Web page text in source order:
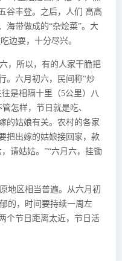
谷丰登。之后，人们 高高
海带做成的“杂烩菜”。大
边耍，十分尽兴。
，所以，有的人家干脆把
。六月初六，民间称“炒
往是相隔十里（5公里）八
怎样，节日就是吃、
的姑娘有关。农村的各家
把出嫁的姑娘接回家，款
请姑姑。”“六月六，挂锄
地区相当普遍。从六月初
的，时间要持续一周左
个节日距离太近，节日活